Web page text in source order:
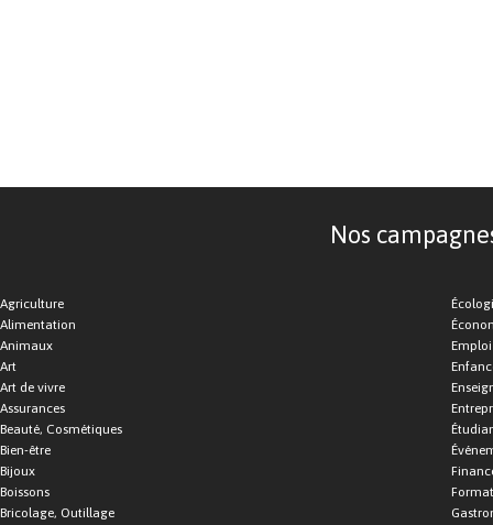
Nos
Agriculture
Alimentation
Animaux
Art
Art de vivre
Assurances
Beauté, Cosmétiques
Bien-être
Bijoux
Boissons
Bricolage, Outillage
Emploi